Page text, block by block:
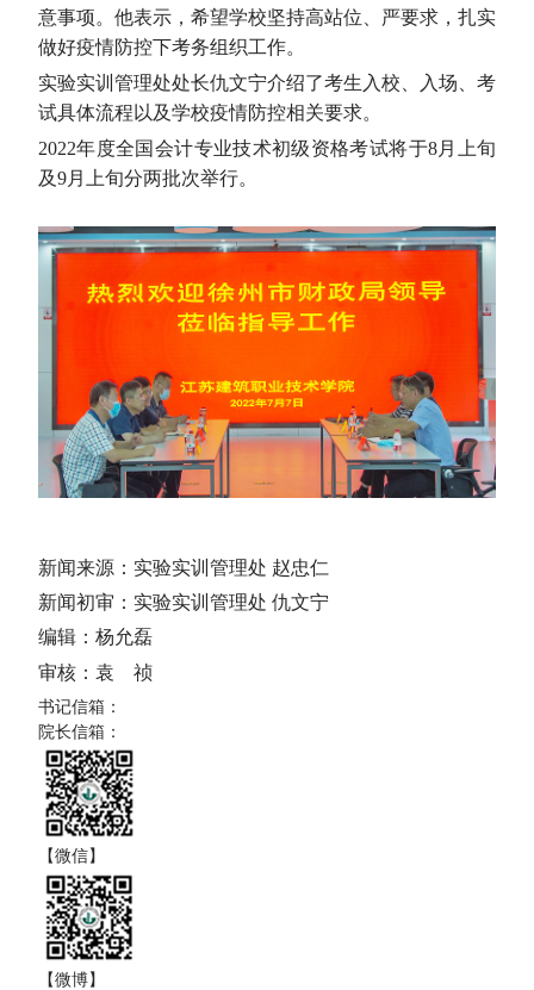
意事项。他表示，希望学校坚持高站位、严要求，扎实
做好疫情防控下考务组织工作。
实验实训管理处处长仇文宁介绍了考生入校、入场、考
试具体流程以及学校疫情防控相关要求。
2022年度全国会计专业技术初级资格考试将于8月上旬
及9月上旬分两批次举行。
新闻来源：实验实训管理处 赵忠仁
新闻初审：实验实训管理处 仇文宁
编辑：杨允磊
审核：袁 祯
书记信箱：
院长信箱：
【微信】
【微博】